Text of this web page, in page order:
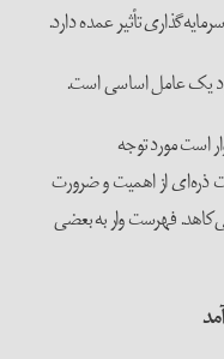
تأثیر عمده دارد.
یک عامل اساسی است.
است مورد توجه
ذره‌ای از اهمیت و ضرورت
فهرست وار به بعضی